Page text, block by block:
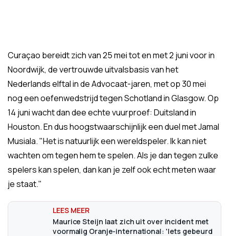
Curaçao bereidt zich van 25 mei tot en met 2 juni voor in
Noordwijk, de vertrouwde uitvalsbasis van het
Nederlands elftal in de Advocaat-jaren, met op 30 mei
nog een oefenwedstrijd tegen Schotland in Glasgow. Op
14 juni wacht dan dee echte vuurproef: Duitsland in
Houston. En dus hoogstwaarschijnlijk een duel met Jamal
Musiala. "Het is natuurlijk een wereldspeler. Ik kan niet
wachten om tegen hem te spelen. Als je dan tegen zulke
spelers kan spelen, dan kan je zelf ook echt meten waar
je staat."
Maurice Steijn laat zich uit over incident met
voormalig Oranje-international: 'Iets gebeurd